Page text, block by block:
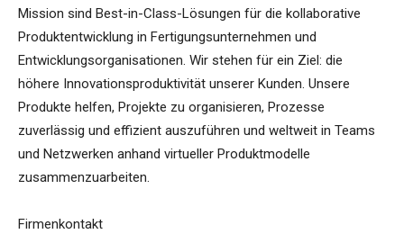
Mission sind Best-in-Class-Lösungen für die kollaborative
Produktentwicklung in Fertigungsunternehmen und
Entwicklungsorganisationen. Wir stehen für ein Ziel: die
höhere Innovationsproduktivität unserer Kunden. Unsere
Produkte helfen, Projekte zu organisieren, Prozesse
zuverlässig und effizient auszuführen und weltweit in Teams
und Netzwerken anhand virtueller Produktmodelle
zusammenzuarbeiten.
Firmenkontakt